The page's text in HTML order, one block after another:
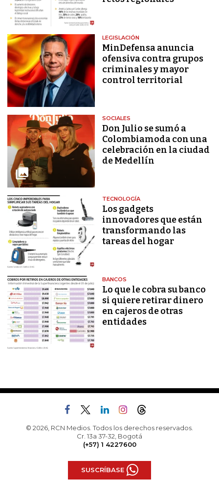
LEGISLACIÓN
MinDefensa anuncia
ofensiva contra grupos
criminales y mayor
control territorial
SOCIALES
Don Julio se sumó a
Colombiamoda con una
celebración en la ciudad
de Medellín
TECNOLOGÍA
Los gadgets
innovadores que están
transformando las
tareas del hogar
BANCOS
Lo que le cobra su banco
si quiere retirar dinero
en cajeros de otras
entidades
© 2026, RCN Medios. Todos los derechos reservados.
Cr. 13a 37-32, Bogotá
(+57) 1 4227600
SUSCRÍBASE